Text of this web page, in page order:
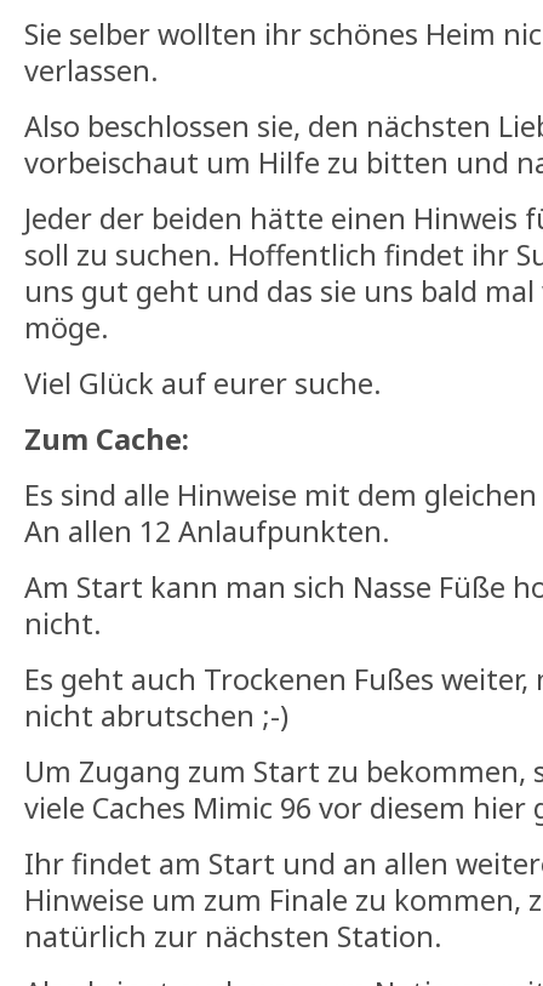
Sie selber wollten ihr schönes Heim
verlassen.
Also beschlossen sie, den nächsten
vorbeischaut um Hilfe zu bitten und
Jeder der beiden hätte einen Hinweis
soll zu suchen. Hoffentlich findet ihr
uns gut geht und das sie uns bald
möge.
Viel Glück auf eurer suche.
Zum Cache:
Es sind alle Hinweise mit dem
An allen 12 Anlaufpunkten.
Am Start kann man sich Nasse Füße
nicht.
Es geht auch Trockenen Fußes
nicht abrutschen ;-)
Um Zugang zum Start zu bekommen,
viele Caches Mimic 96 vor diesem
Ihr findet am Start und an allen
Hinweise um zum Finale zu kommen,
natürlich zur nächsten Station.